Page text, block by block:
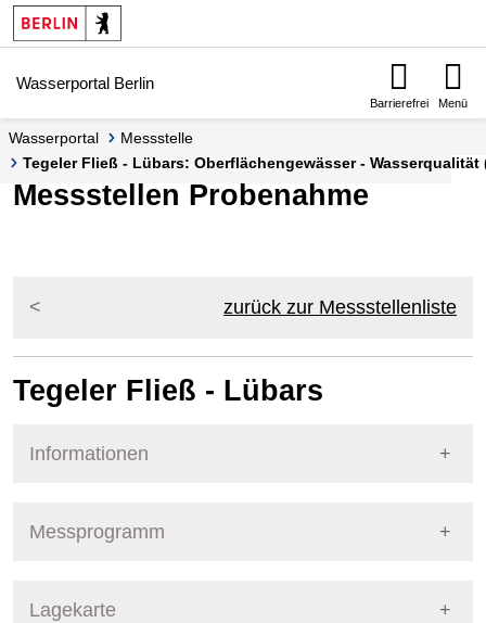
Springe zur Navigation
Springe zum Inhalt
Wasserportal Berlin
Barrierefrei Menü
Wasserportal
Messstelle
Tegeler Fließ - Lübars: Oberflächengewässer -
Messstellen Probenahme
zurück zur Messstellenliste
Tegeler Fließ - Lübars
Informationen
Nummer
Messprogramm
Stoffgruppe
Lagekarte